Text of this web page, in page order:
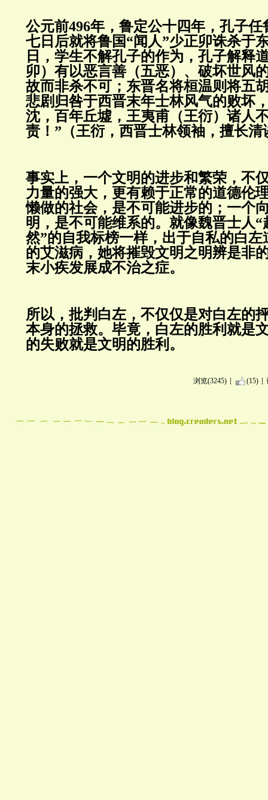
公元前496年，鲁定公十四年，孔子
七日后就将鲁国“闻人”少正卯诛杀于
日，学生不解孔子的作为，孔子解释
卯）有以恶言善（五恶）、破坏世风
故而非杀不可；东晋名将桓温则将五
悲剧归咎于西晋末年士林风气的败坏
沈，百年丘墟，王夷甫（王衍）诸人
责！”（王衍，西晋士林领袖，擅长清
事实上，一个文明的进步和繁荣，不
力量的强大，更有赖于正常的道德伦
懒做的社会，是不可能进步的；一个
明，是不可能维系的。就像魏晋士人“
然”的自我标榜一样，出于自私的白
的艾滋病，她将摧毁文明之明辨是非
末小疾发展成不治之症。
所以，批判白左，不仅仅是对白左的
本身的拯救。毕竟，白左的胜利就是
的失败就是文明的胜利。
浏览(3245) (15)